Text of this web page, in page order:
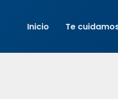
Inicio Te